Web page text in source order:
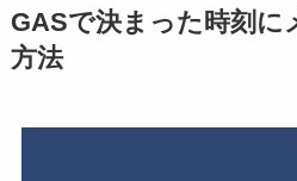
GASで決まった時刻に
方法